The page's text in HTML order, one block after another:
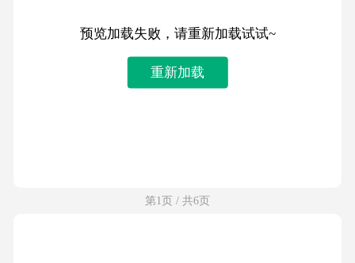
预览加载失败，请重新加载试试~
重新加载
第1页 / 共6页